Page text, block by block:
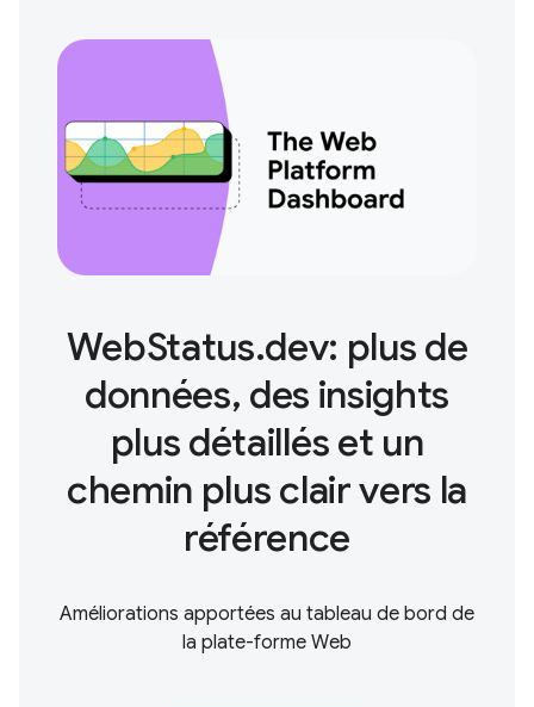
WebStatus.dev: plus de
données, des insights
plus détaillés et un
chemin plus clair vers la
référence
Améliorations apportées au tableau de bord de
la plate-forme Web